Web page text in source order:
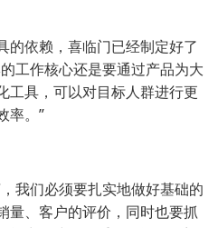
的依赖，喜临门已经制定好了
工作核心还是要通过产品为大
工具，可以对目标人群进行更
率。”
我们必须要扎实地做好基础的
量、客户的评价，同时也要抓